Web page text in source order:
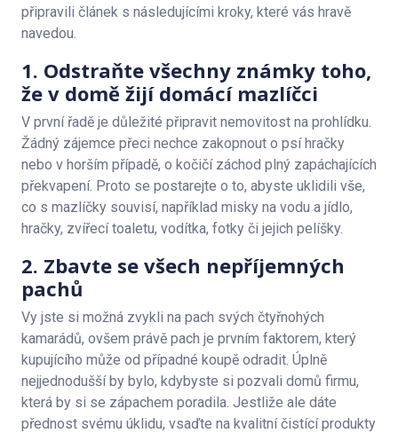
připravili článek s následujícími kroky, které vás hravě
navedou.
1. Odstraňte všechny známky toho,
že v domě žijí domácí mazlíčci
V první řadě je důležité připravit nemovitost na prohlídku.
Žádný zájemce přeci nechce zakopnout o psí hračky
nebo v horším případě, o kočičí záchod plný zapáchajících
překvapení. Proto se postarejte o to, abyste uklidili vše,
co s mazlíčky souvisí, například misky na vodu a jídlo,
hračky, zvířecí toaletu, vodítka, fotky či jejich pelíšky.
2. Zbavte se všech nepříjemných
pachů
Vy jste si možná zvykli na pach svých čtyřnohých
kamarádů, ovšem právě pach je prvním faktorem, který
kupujícího může od případné koupě odradit. Úplně
nejjednodušší by bylo, kdybyste si pozvali domů firmu,
která by si se zápachem poradila. Jestliže ale dáte
přednost svému úklidu, vsaďte na kvalitní čistící produkty